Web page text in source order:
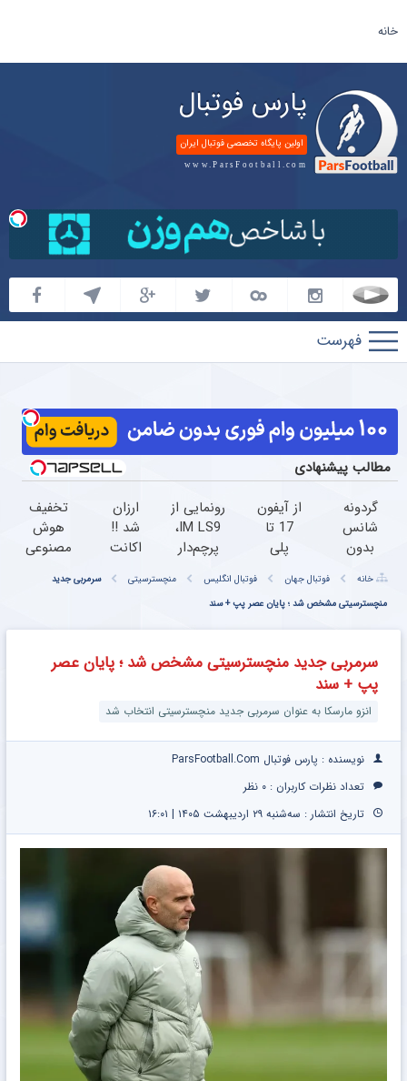
خانه
پارس فوتبال
اولین پایگاه تخصصی فوتبال ایران
www.ParsFootball.com
پارس
فوتبال
مطالب پیشنهادی
گردونه
شانس
بدون
PS5 تا
آیفون17
و بیت
از آیفون
17 تا
پلی
5
|
گردونه
جایزه
رونمایی از
IM LS9،
پرچم‌دار
EREV
وارد بازار
ایران شد
ارزان
شد !!
اکانت
مصنوعی
تخفیف
تخفیف
هوش
مصنوعی
میخوای
نام کن
خانه فوتبال جهان فوتبال انگلیس منچسترسیتی
سرمربی جدید
منچسترسیتی مشخص شد ؛ پایان عصر پپ + سند
سرمربی جدید منچسترسیتی مشخص شد ؛ پایان عصر
پپ + سند
انزو مارسکا به عنوان سرمربی جدید منچسترسیتی انتخاب شد
نویسنده : پارس فوتبال ParsFootball.Com
تعداد نظرات کاربران : ۰ نظر
تاریخ انتشار : سه‌شنبه ۲۹ اردیبهشت ۱۴۰۵ | ۱۶:۰۱